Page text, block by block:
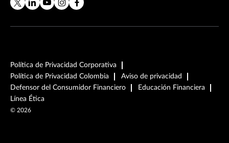
Política de Privacidad Corporativa
Política de Privacidad Colombia
Aviso de privacidad
Defensor del Consumidor Financiero
Educación Financiera
Línea Ética
© 2026